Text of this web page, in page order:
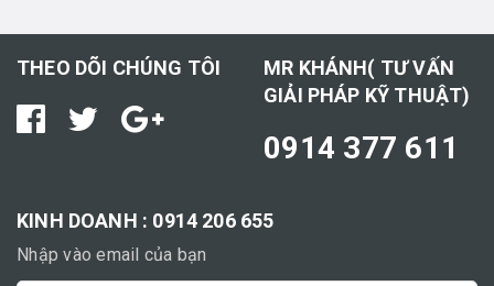
THEO DÕI CHÚNG TÔI
MR KHÁNH( TƯ VẤN
GIẢI PHÁP KỸ THUẬT)
0914 377 611
KINH DOANH : 0914 206 655
Nhập vào email của bạn